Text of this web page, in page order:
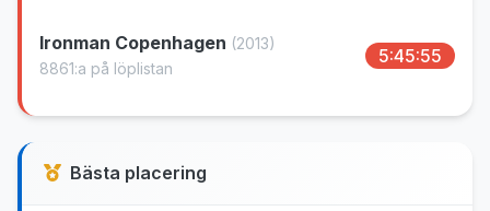
Ironman Copenhagen (2013)
8861:a på löplistan
5:45:55
Bästa placering